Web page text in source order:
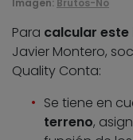
Imagen: Brutos-No
Para calcular
Javier Montero,
Quality Conta:
Se tiene en
terreno,